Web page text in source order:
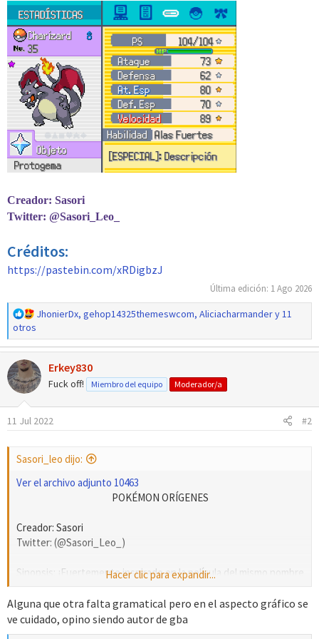
Creador: Sasori
Twitter: @Sasori_Leo_
Créditos:
https://pastebin.com/xRDigbzJ
Última edición: 1 Ago 2026
R
a
c
c
i
n
e
JhonierDx, gehop14325themeswcom, Aliciacharmandery 11
otros
Erkey830
Fuck off! Miembro del equipo Moderador/a
11 Jul 2022 #2
Sasori_leo dijo:
Ver el archivo adjunto 10463
POKÉMON ORÍGENES
Creador: Sasori
Twitter: (@Sasori_Leo_)
Sinopsis: ¡Fuertemente inspirado en la película del mismo nombre
empezó todo en la región de Kanto pero con muchas más
sorpresas, personajes y aventuras!, Hola soy Sasori el creador,
es mi primer fangame y tengo muchas ideas para eventos
Hacer clic para expandir...
Alguna que otra falta gramatical pero en el aspecto gráfico se
ve cuidado, opino siendo autor de gba